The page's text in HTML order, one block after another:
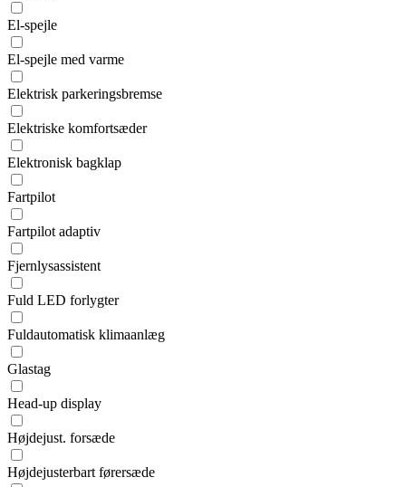
El-spejle
El-spejle med varme
Elektrisk parkeringsbremse
Elektriske komfortsæder
Elektronisk bagklap
Fartpilot
Fartpilot adaptiv
Fjernlysassistent
Fuld LED forlygter
Fuldautomatisk klimaanlæg
Glastag
Head-up display
Højdejust. forsæde
Højdejusterbart førersæde